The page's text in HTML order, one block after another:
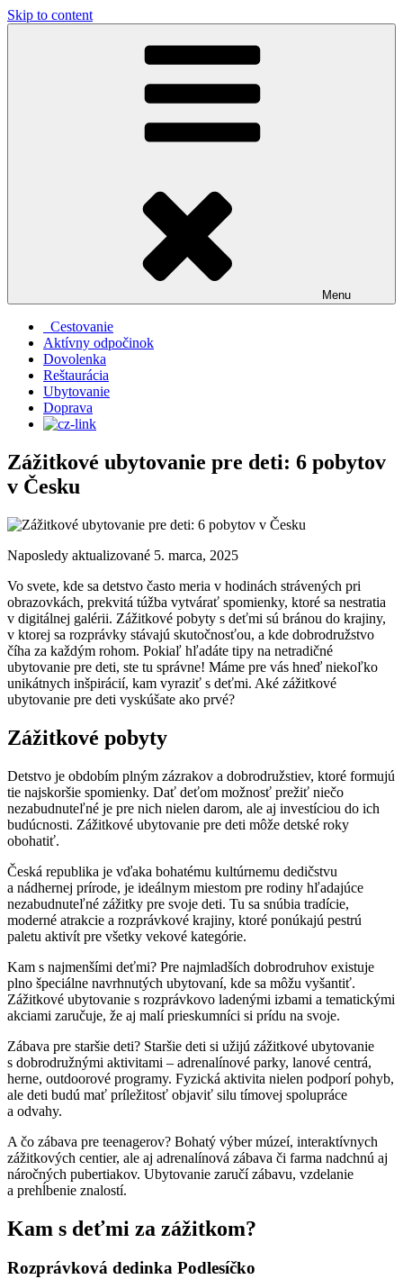
Skip to content
Menu
Cestovanie
Aktívny odpočinok
Dovolenka
Reštaurácia
Ubytovanie
Doprava
Zážitkové ubytovanie pre deti: 6 pobytov
v Česku
Naposledy aktualizované 5. marca, 2025
Vo svete, kde sa detstvo často meria v hodinách strávených pri
obrazovkách, prekvitá túžba vytvárať spomienky, ktoré sa nestratia
v digitálnej galérii. Zážitkové pobyty s deťmi sú bránou do krajiny,
v ktorej sa rozprávky stávajú skutočnosťou, a kde dobrodružstvo
číha za každým rohom. Pokiaľ hľadáte tipy na netradičné
ubytovanie pre deti, ste tu správne! Máme pre vás hneď niekoľko
unikátnych inšpirácií, kam vyraziť s deťmi. Aké zážitkové
ubytovanie pre deti vyskúšate ako prvé?
Zážitkové pobyty
Detstvo je obdobím plným zázrakov a dobrodružstiev, ktoré formujú
tie najskoršie spomienky. Dať deťom možnosť prežiť niečo
nezabudnuteľné je pre nich nielen darom, ale aj investíciou do ich
budúcnosti. Zážitkové ubytovanie pre deti môže detské roky
obohatiť.
Česká republika je vďaka bohatému kultúrnemu dedičstvu
a nádhernej prírode, je ideálnym miestom pre rodiny hľadajúce
nezabudnuteľné zážitky pre svoje deti. Tu sa snúbia tradície,
moderné atrakcie a rozprávkové krajiny, ktoré ponúkajú pestrú
paletu aktivít pre všetky vekové kategórie.
Kam s najmenšími deťmi? Pre najmladších dobrodruhov existuje
plno špeciálne navrhnutých ubytovaní, kde sa môžu vyšantiť.
Zážitkové ubytovanie s rozprávkovo ladenými izbami a tematickými
akciami zaručuje, že aj malí prieskumníci si prídu na svoje.
Zábava pre staršie deti? Staršie deti si užijú zážitkové ubytovanie
s dobrodružnými aktivitami – adrenalínové parky, lanové centrá,
herne, outdoorové programy. Fyzická aktivita nielen podporí pohyb,
ale deti budú mať príležitosť objaviť silu tímovej spolupráce
a odvahy.
A čo zábava pre teenagerov? Bohatý výber múzeí, interaktívnych
zážitkových centier, ale aj adrenalínová zábava či farma nadchnú aj
náročných pubertiakov. Ubytovanie zaručí zábavu, vzdelanie
a prehĺbenie znalostí.
Kam s deťmi za zážitkom?
Rozprávková dedinka Podlesíčko